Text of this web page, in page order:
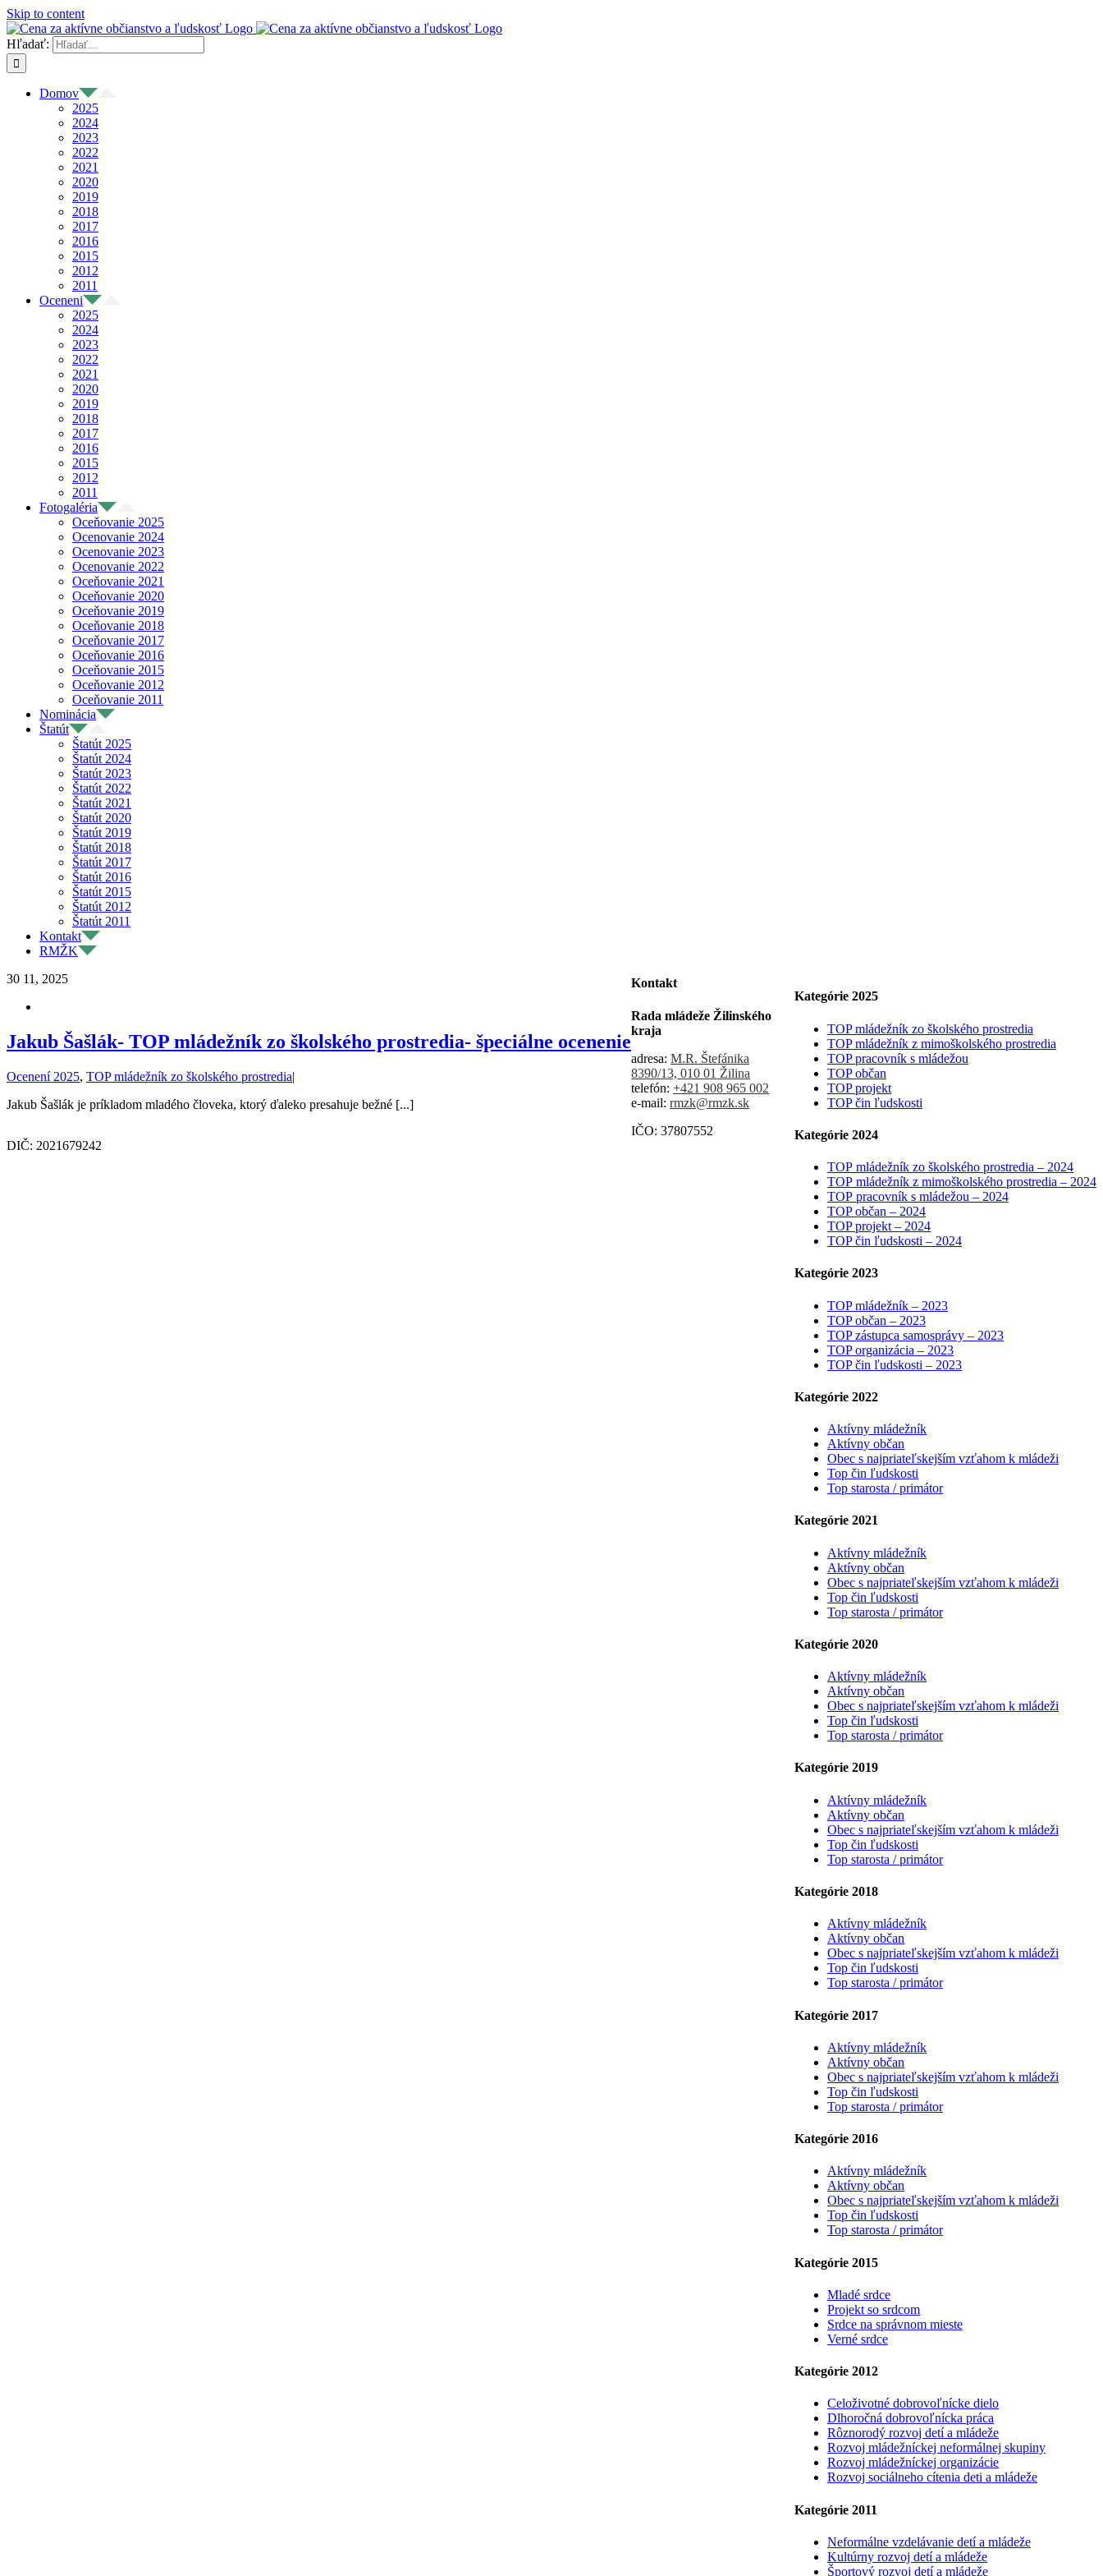
Skip to content
Hľadať:
Domov
2025
2024
2023
2022
2021
2020
2019
2018
2017
2016
2015
2012
2011
Oceneni
2025
2024
2023
2022
2021
2020
2019
2018
2017
2016
2015
2012
2011
Fotogaléria
Oceňovanie 2025
Ocenovanie 2024
Ocenovanie 2023
Ocenovanie 2022
Oceňovanie 2021
Oceňovanie 2020
Oceňovanie 2019
Oceňovanie 2018
Oceňovanie 2017
Oceňovanie 2016
Oceňovanie 2015
Oceňovanie 2012
Oceňovanie 2011
Nominácia
Štatút
Štatút 2025
Štatút 2024
Štatút 2023
Štatút 2022
Štatút 2021
Štatút 2020
Štatút 2019
Štatút 2018
Štatút 2017
Štatút 2016
Štatút 2015
Štatút 2012
Štatút 2011
Kontakt
RMŽK
30 11, 2025
Jakub Šašlák- TOP mládežník zo školského prostredia- špeciálne ocenenie
Ocenení 2025, TOP mládežník zo školského prostredia|
Jakub Šašlák je príkladom mladého človeka, ktorý ďaleko presahuje bežné [...]
Kategórie 2025
TOP mládežník zo školského prostredia
TOP mládežník z mimoškolského prostredia
TOP pracovník s mládežou
TOP občan
TOP projekt
TOP čin ľudskosti
Kategórie 2024
TOP mládežník zo školského prostredia – 2024
TOP mládežník z mimoškolského prostredia – 2024
TOP pracovník s mládežou – 2024
TOP občan – 2024
TOP projekt – 2024
TOP čin ľudskosti – 2024
Kategórie 2023
TOP mládežník – 2023
TOP občan – 2023
TOP zástupca samosprávy – 2023
TOP organizácia – 2023
TOP čin ľudskosti – 2023
Kategórie 2022
Aktívny mládežník
Aktívny občan
Obec s najpriateľskejším vzťahom k mládeži
Top čin ľudskosti
Top starosta / primátor
Kategórie 2021
Aktívny mládežník
Aktívny občan
Obec s najpriateľskejším vzťahom k mládeži
Top čin ľudskosti
Top starosta / primátor
Kategórie 2020
Aktívny mládežník
Aktívny občan
Obec s najpriateľskejším vzťahom k mládeži
Top čin ľudskosti
Top starosta / primátor
Kategórie 2019
Aktívny mládežník
Aktívny občan
Obec s najpriateľskejším vzťahom k mládeži
Top čin ľudskosti
Top starosta / primátor
Kategórie 2018
Aktívny mládežník
Aktívny občan
Obec s najpriateľskejším vzťahom k mládeži
Top čin ľudskosti
Top starosta / primátor
Kategórie 2017
Aktívny mládežník
Aktívny občan
Obec s najpriateľskejším vzťahom k mládeži
Top čin ľudskosti
Top starosta / primátor
Kategórie 2016
Aktívny mládežník
Aktívny občan
Obec s najpriateľskejším vzťahom k mládeži
Top čin ľudskosti
Top starosta / primátor
Kategórie 2015
Mladé srdce
Projekt so srdcom
Srdce na správnom mieste
Verné srdce
Kategórie 2012
Celoživotné dobrovoľnícke dielo
Dlhoročná dobrovoľnícka práca
Rôznorodý rozvoj detí a mládeže
Rozvoj mládežníckej neformálnej skupiny
Rozvoj mládežníckej organizácie
Rozvoj sociálneho cítenia deti a mládeže
Kategórie 2011
Neformálne vzdelávanie detí a mládeže
Kultúrny rozvoj detí a mládeže
Športový rozvoj detí a mládeže
Kontakt
Rada mládeže Žilinského
kraja
adresa: M.R. Štefánika
8390/13, 010 01 Žilina
telefón: +421 908 965 002
e-mail: rmzk@rmzk.sk
IČO: 37807552
DIČ: 2021679242